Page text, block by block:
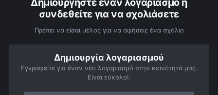
Δημιουργήστε έναν λογαριασμό ή
συνδεθείτε για να σχολιάσετε
Πρέπει να είσαι μέλος για να αφήσεις ένα σχόλιο
Δημιουργία λογαριασμού
Εγγραφείτε για έναν νέο λογαριασμό στην κοινότητά μας.
Είναι εύκολο!.